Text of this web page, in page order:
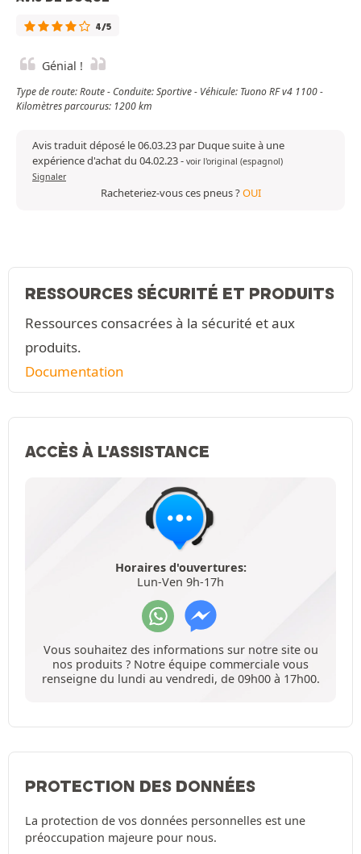
4/5
Génial !
Type de route: Route - Conduite: Sportive - Véhicule: Tuono RF v4 1100 -
Kilomètres parcourus: 1200 km
Avis traduit déposé le 06.03.23 par Duque suite à une
expérience d'achat du 04.02.23- voir l'original (espagnol)
Signaler
Racheteriez-vous ces pneus ?OUI
RESSOURCES SÉCURITÉ ET PRODUITS
Ressources consacrées à la sécurité et aux
produits.
Documentation
ACCÈS À L'ASSISTANCE
Horaires d'ouvertures:
Lun-Ven 9h-17h
Vous souhaitez des informations sur notre site ou
nos produits ? Notre équipe commerciale vous
renseigne du lundi au vendredi, de 09h00 à 17h00.
PROTECTION DES DONNÉES
La protection de vos données personnelles est une
préoccupation majeure pour nous.